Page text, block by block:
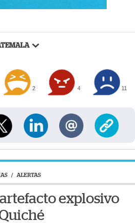
2 4 11
/ ALERTAS
explosivo